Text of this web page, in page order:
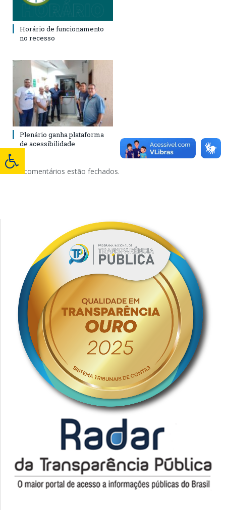
Horário de funcionamento
no recesso
Plenário ganha plataforma
de acessibilidade
Os comentários estão fechados.